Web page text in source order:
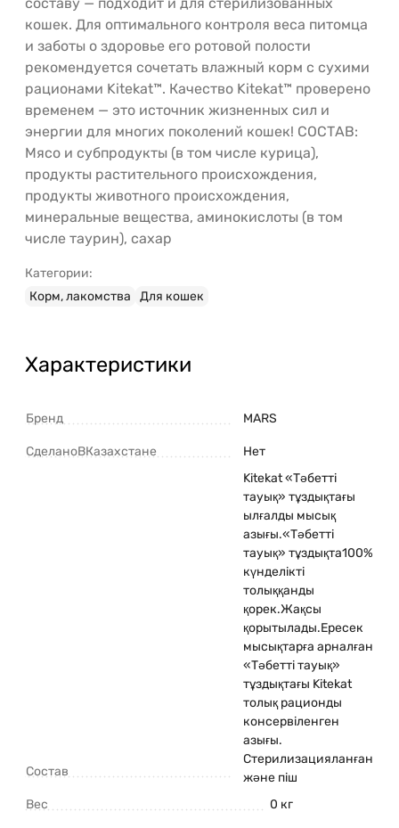
составу — подходит и для стерилизованных
кошек. Для оптимального контроля веса питомца
и заботы о здоровье его ротовой полости
рекомендуется сочетать влажный корм с сухими
рационами Kitekat™. Качество Kitekat™ проверено
временем — это источник жизненных сил и
энергии для многих поколений кошек! СОСТАВ:
Мясо и субпродукты (в том числе курица),
продукты растительного происхождения,
продукты животного происхождения,
минеральные вещества, аминокислоты (в том
числе таурин), сахар
Категории:
Корм, лакомства
Для кошек
Характеристики
Бренд MARS
СделаноВКазахстане Нет
Состав
Kitekat «Тәбетті
тауық» тұздықтағы
ылғалды мысық
азығы.«Тәбетті
тауық» тұздықта100%
күнделікті
толыққанды
қорек.Жақсы
қорытылады.Ересек
мысықтарға арналған
«Тәбетті тауық»
тұздықтағы Kitekat
толық рационды
консервіленген
азығы.
Стерилизацияланған
және піш
Вес
0 кг